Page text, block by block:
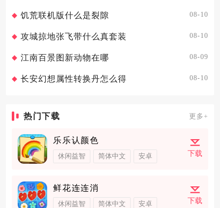
饥荒联机版什么是裂隙 08-10
攻城掠地张飞带什么真套装 08-10
江南百景图新动物在哪 08-09
长安幻想属性转换丹怎么得 08-10
热门下载 更多+
乐乐认颜色
休闲益智 简体中文 安卓 下载
鲜花连连消
休闲益智 简体中文 安卓 下载